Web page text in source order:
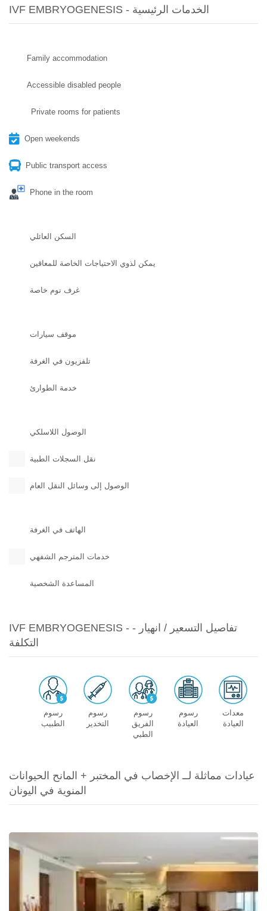
IVF EMBRYOGENESIS - الخدمات الرئيسية
Family accommodation
Accessible disabled people
Private rooms for patients
Open weekends
Public transport access
Phone in the room
السكن العائلي
يمكن لذوي الاحتياجات الخاصة للمعاقين
غرف نوم خاصة
موقف سيارات
تلفزيون في الغرفة
خدمة الطوارئ
الوصول اللاسلكي
نقل السجلات الطبية
الوصول إلى وسائل النقل العام
الهاتف في الغرفة
خدمات المترجم الشفهي
المساعدة الشخصية
IVF EMBRYOGENESIS - - تفاصيل التسعير / انهيار
التكلفة
رسوم
الطبيب
رسوم
التخدير
رسوم
الفريق
الطبي
رسوم
العيادة
معدات
العيادة
عيادات مماثلة لــ الإخصاب في المختبر + المانح الحيوانات
المنوية في اليونان